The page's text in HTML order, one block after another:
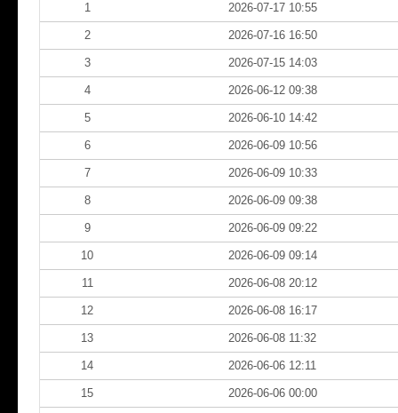
1 2026-07-17 10:55
2 2026-07-16 16:50
3 2026-07-15 14:03
4 2026-06-12 09:38
5 2026-06-10 14:42
6 2026-06-09 10:56
7 2026-06-09 10:33
8 2026-06-09 09:38
9 2026-06-09 09:22
10 2026-06-09 09:14
11 2026-06-08 20:12
12 2026-06-08 16:17
13 2026-06-08 11:32
14 2026-06-06 12:11
15 2026-06-06 00:00